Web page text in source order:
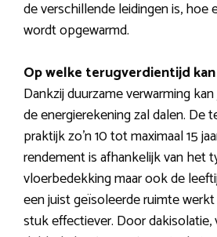
de verschillende leidingen is, hoe
wordt opgewarmd.
Op welke terugverdientijd
Dankzij duurzame verwarming
de energierekening zal dalen. De
praktijk zo’n 10 tot maximaal 15
rendement is afhankelijk van het
vloerbedekking maar ook de
een juist geïsoleerde ruimte
stuk effectiever. Door dakisolatie,